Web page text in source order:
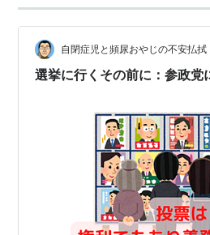
自閉症児と頻尿おやじの不安払拭
選挙に行くその前に：参政党